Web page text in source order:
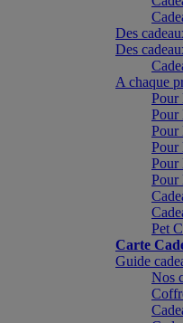
Des
Des
A chaque
Pour
Pour
Pour
Pour
Pour
Pour
Pet
Carte
Guide
Nos